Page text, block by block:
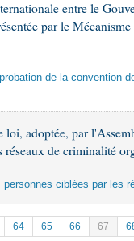
entre le
par le
de la convention
loi, adoptée, par
réseaux de criminalité
ciblées par les
64 65 66 67